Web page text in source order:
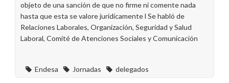
objeto de una sanción de que no firme ni comente nada
hasta que esta se valore jurídicamente l Se habló de
Relaciones Laborales, Organización, Seguridad y Salud
Laboral, Comité de Atenciones Sociales y Comunicación
Endesa Jornadas delegados